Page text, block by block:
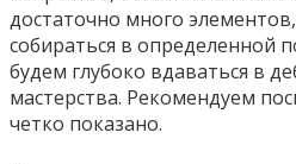
достаточно много
собираться в определенной
будем глубоко вдаваться в
мастерства. Рекомендуем
четко показано.